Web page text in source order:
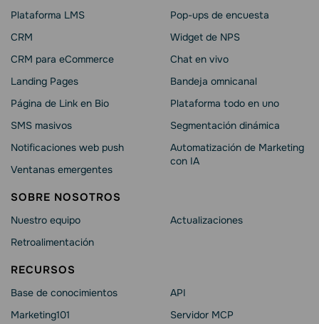
Plataforma LMS
CRM
CRM para eCommerce
Landing Pages
Página de Link en Bio
SMS masivos
Notificaciones web push
Ventanas emergentes
Pop-ups de encuesta
Widget de NPS
Chat en vivo
Bandeja omnicanal
Plataforma todo en uno
Segmentación dinámica
Automatización de Marketing
con IA
SOBRE NOSOTROS
Nuestro equipo
Retroalimentación
Actualizaciones
RECURSOS
Base de conocimientos
Marketing101
API
Servidor MCP